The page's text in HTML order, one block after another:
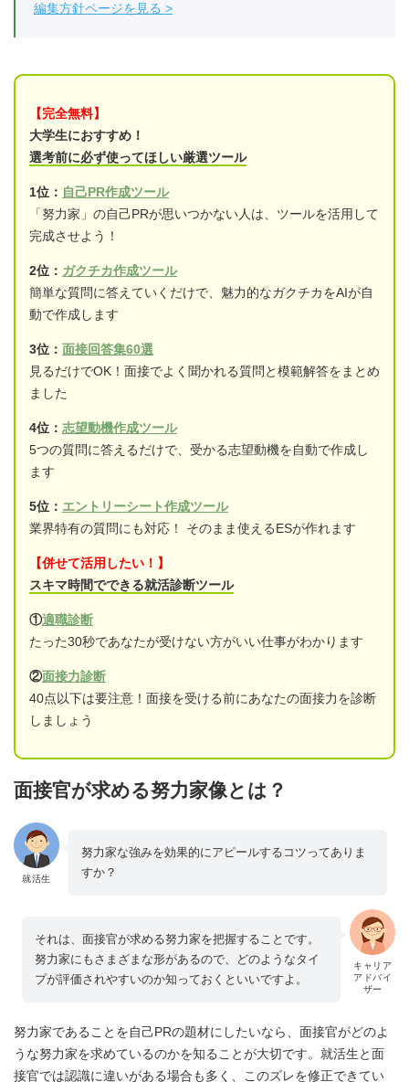
編集方針ページを見る
【完全無料】
大学生におすすめ！
選考前に必ず使ってほしい厳選ツール
1位： 自己PR作成ツール
「努力家」の自己PRが思いつかない人は、ツールを活用して
完成させよう！
2位： ガクチカ作成ツール
簡単な質問に答えていくだけで、魅力的なガクチカをAIが自
動で作成します
3位： 面接回答集60選
見るだけでOK！面接でよく聞かれる質問と模範解答をまとめ
ました
4位： 志望動機作成ツール
5つの質問に答えるだけで、受かる志望動機を自動で作成し
ます
5位： エントリーシート作成ツール
業界特有の質問にも対応！ そのまま使えるESが作れます
【併せて活用したい！】
スキマ時間でできる就活診断ツール
①適職診断
たった30秒であなたが受けない方がいい仕事がわかります
②面接力診断
40点以下は要注意！面接を受ける前にあなたの面接力を診断
しましょう
面接官が求める努力家像とは？
就活生
努力家な強みを効果的にアピールするコツってありま
すか？
キャリア
アドバイ
ザー
それは、面接官が求める努力家を把握することです。
努力家にもさまざまな形があるので、どのようなタイ
プが評価されやすいのか知っておくといいですよ。
努力家であることを自己PRの題材にしたいなら、面接官がどのよ
うな努力家を求めているのかを知ることが大切です。就活生と面
接官では認識に違いがある場合も多く、このズレを修正できてい